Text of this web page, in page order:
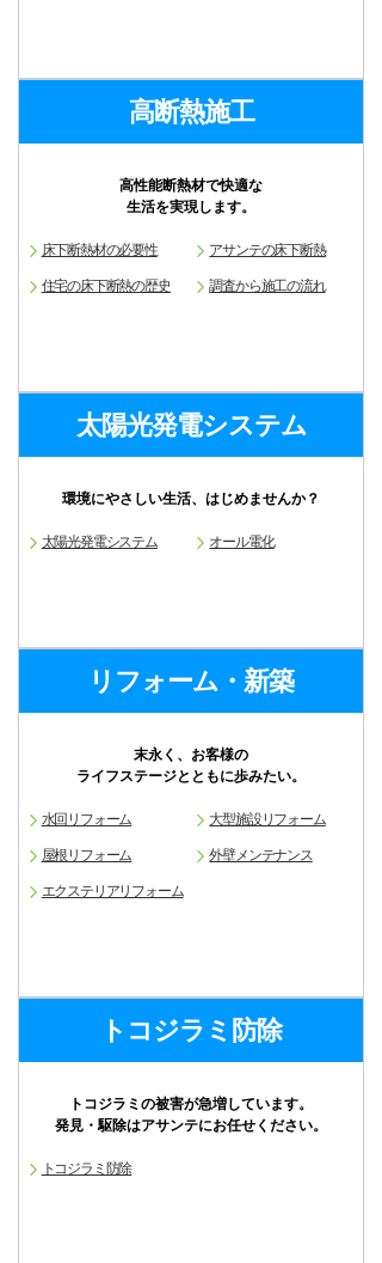
高断熱施工
高性能断熱材で快適な
生活を実現します。
床下断熱材の必要性
住宅の床下断熱の歴史
アサンテの床下断熱
調査から施工の流れ
太陽光発電システム
環境にやさしい生活、はじめませんか？
太陽光発電システム オール電化
リフォーム・新築
末永く、お客様の
ライフステージとともに歩みたい。
水回リフォーム
屋根リフォーム
エクステリアリフォーム
大型施設リフォーム
外壁メンテナンス
トコジラミ防除
トコジラミの被害が急増しています。
発見・駆除はアサンテにお任せください。
トコジラミ防除